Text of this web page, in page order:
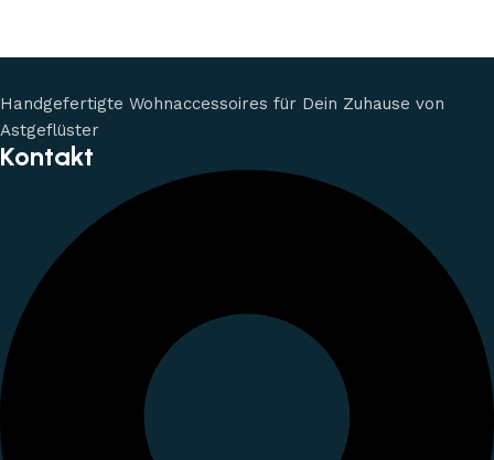
Handgefertigte Wohnaccessoires für Dein Zuhause von
Astgeflüster
Kontakt